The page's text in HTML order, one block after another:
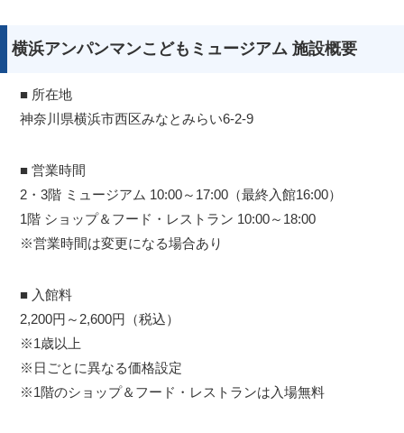
横浜アンパンマンこどもミュージアム 施設概要
■ 所在地
神奈川県横浜市西区みなとみらい6-2-9
■ 営業時間
2・3階 ミュージアム 10:00～17:00（最終入館16:00）
1階 ショップ＆フード・レストラン 10:00～18:00
※営業時間は変更になる場合あり
■ 入館料
2,200円～2,600円（税込）
※1歳以上
※日ごとに異なる価格設定
※1階のショップ＆フード・レストランは入場無料